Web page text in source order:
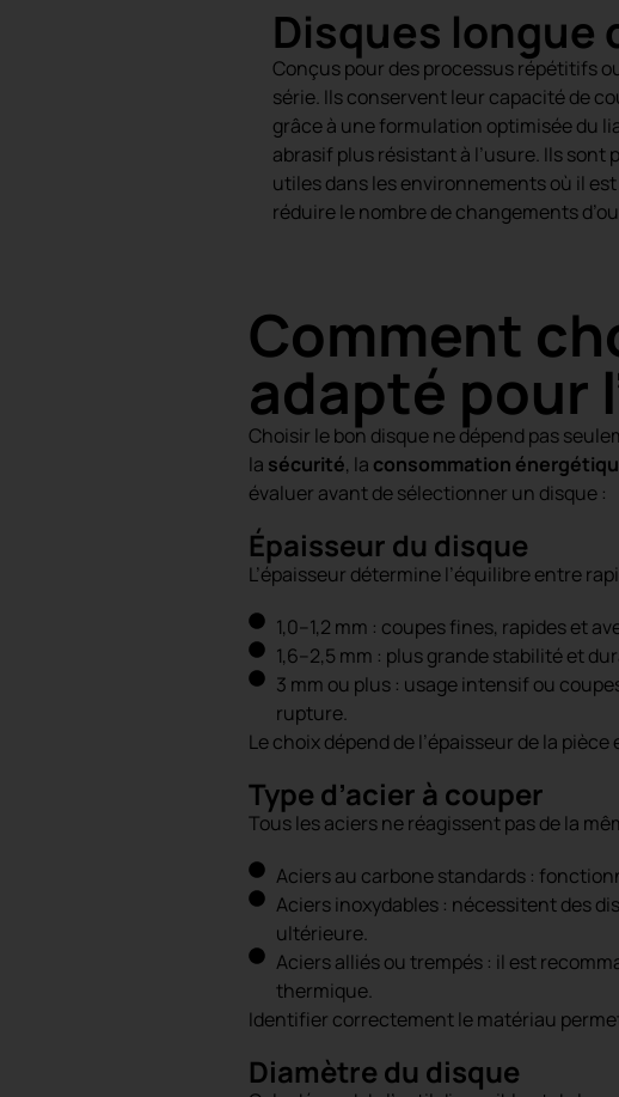
Disques longue
Conçus pour des processus répétitifs
série. Ils conservent leur capacité de
grâce à une formulation optimisée du
abrasif plus résistant à l’usure. Ils
utiles dans les environnements où il
réduire le nombre de changements
Comment
adapté pour
Choisir le bon disque ne dépend pas
la sécurité, la consommation
évaluer avant de sélectionner un disque :
Épaisseur du disque
L’épaisseur détermine l’équilibre entre
1,0–1,2 mm : coupes fines, rapides et
1,6–2,5 mm : plus grande stabilité et
3 mm ou plus : usage intensif ou
rupture.
Le choix dépend de l’épaisseur de la
Type d’acier à couper
Tous les aciers ne réagissent pas de la
Aciers au carbone standards :
Aciers inoxydables : nécessitent des
ultérieure.
Aciers alliés ou trempés : il est
thermique.
Identifier correctement le matériau
Diamètre du disque